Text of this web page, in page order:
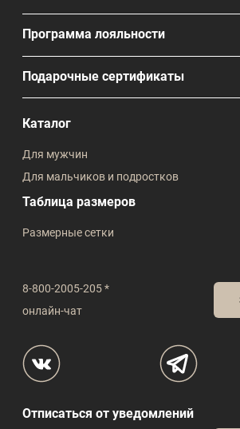
8-800-2005-205 *
онлайн-чат
Программа лояльности
Подарочные сертификаты
Каталог
Для мужчин
Для мальчиков и подростков
Таблица размеров
Размерные сетки
Отписаться от уведомлений